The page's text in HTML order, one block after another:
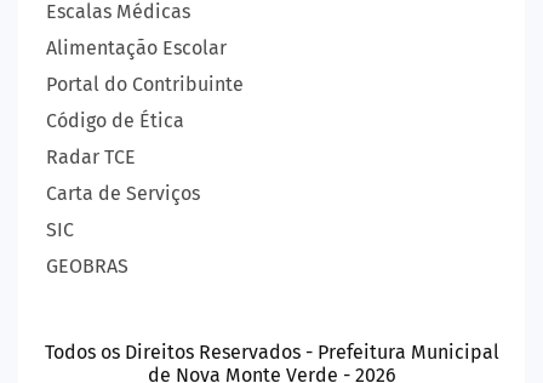
Escalas Médicas
Alimentação Escolar
Portal do Contribuinte
Código de Ética
Radar TCE
Carta de Serviços
SIC
GEOBRAS
Todos os Direitos Reservados - Prefeitura Municipal
de Nova Monte Verde - 2026